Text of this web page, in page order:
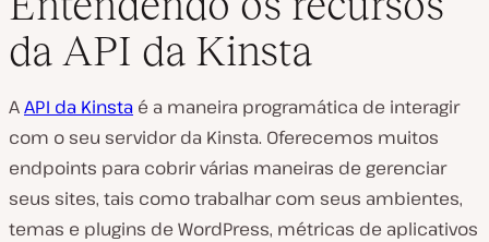
da API da Kinsta
AAPI da Kinsta é a maneira programática de interagir
com o seu servidor da Kinsta. Oferecemos muitos
endpoints para cobrir várias maneiras de gerenciar
seus sites, tais como trabalhar com seus ambientes,
temas e plugins de WordPress, métricas de aplicativos